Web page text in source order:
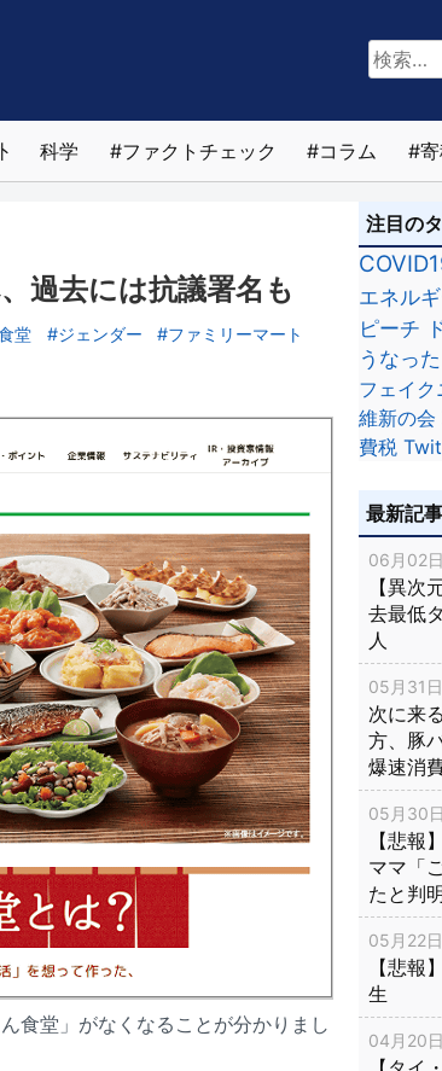
検
索:
科学 ファクトチェック コラム
過去には抗議署名も
堂 ジェンダー ファミリーマート
食堂」がなくなることが分かりまし
注目の
エネル
ピーチ
うなった
フェイク
維新の会
費税
最新記
06月02
【異次
去最低
人
05月31
次に来
方、豚
爆速消
05月30
【悲報
ママ「
たと判
05月22
【悲報
生
04月20